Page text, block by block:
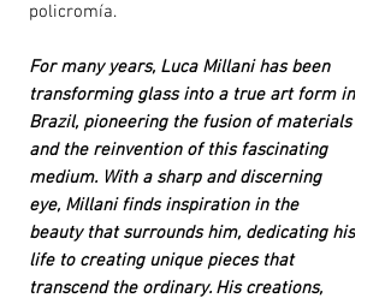
policromía.
For many years, Luca Millani has been
transforming glass into a true art form in
Brazil, pioneering the fusion of materials
and the reinvention of this fascinating
medium. With a sharp and discerning
eye, Millani finds inspiration in the
beauty that surrounds him, dedicating his
life to creating unique pieces that
transcend the ordinary. His creations,